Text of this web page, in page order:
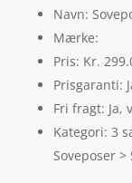
Navn:
Mærke:
Pris: Kr.
Prisgaranti:
Fri fragt: Ja,
Kategori: 3
Soveposer >